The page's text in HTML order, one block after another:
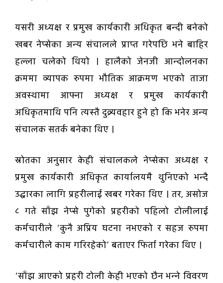
यसरी अध्यक्ष र प्रमुख कार्यकारी अधिकृत बन्दी बनेको
खबर नेप्सेका अन्य संचालले प्राप्त गरेपछि भने बाहिर
हल्ला चलेको थियो । हालैको जेनजी आन्दोलनका
क्रममा व्यापक रुपमा भौतिक आक्रमण भएको ताजा
अवस्थामा आफ्ना अध्यक्ष र प्रमुख कार्यकारी
अधिकृतमाथि पनि त्यस्तै दुव्र्यवहार हुने हो कि भनेर अन्य
संचालक सतर्क बनेका थिए ।
स्रोतका अनुसार केही संचालकले नेप्सेका अध्यक्ष र
प्रमुख कार्यकारी अधिकृत कार्यालयमै थुनिएको भन्दै
उद्धारका लागि प्रहरीलाई खबर गरेका थिए । तर, असोज
८ गते साँझ नेप्से पुगेको प्रहरीको पहिलो टोलीलाई
कर्मचारीले ‘कुनै अप्रिय घटना नभएको र सहज रुपमा
कर्मचारीले काम गरिरहेको’ बताएर फिर्ता गरेका थिए ।
‘साँझ आएको प्रहरी टोली केही भएको छैन भन्ने विवरण